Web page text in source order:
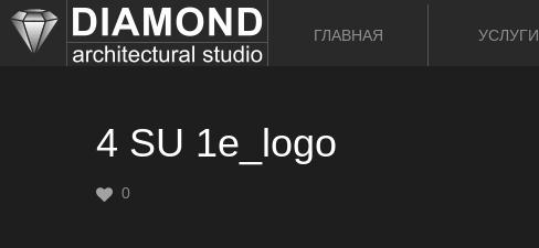
ГЛАВНАЯ УСЛУГИ
4 SU 1e_logo
0